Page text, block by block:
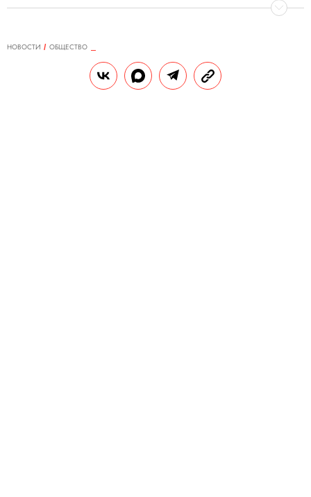
НОВОСТИ
ОБЩЕСТВО
ОБНОВЛЕНО 15.02.2026, 08:17
Коронавирус к 16 июня: Европа